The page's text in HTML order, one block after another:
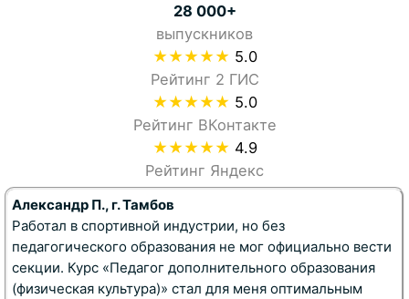
28 000+
выпускников
★★★★★ 5.0
Рейтинг 2 ГИС
★★★★★ 5.0
Рейтинг ВКонтакте
★★★★★ 4.9
Рейтинг Яндекс
Александр П., г. Тамбов
Работал в спортивной индустрии, но без
педагогического образования не мог официально вести
секции. Курс «Педагог дополнительного образования
(физическая культура)» стал для меня оптимальным